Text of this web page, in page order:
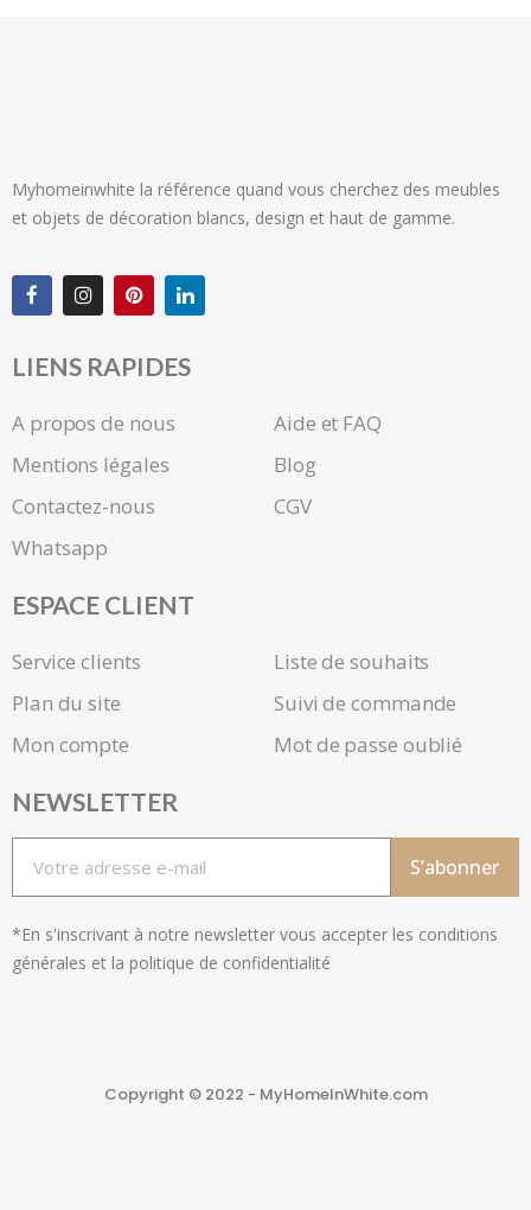
Myhomeinwhite la référence quand vous cherchez des meubles
et objets de décoration blancs, design et haut de gamme.
LIENS RAPIDES
A propos de nous
Mentions légales
Contactez-nous
Whatsapp
Aide et FAQ
Blog
CGV
ESPACE CLIENT
Service clients
Plan du site
Mon compte
Liste de souhaits
Suivi de commande
Mot de passe oublié
NEWSLETTER
S’abonner
*En s'inscrivant à notre newsletter vous accepter les conditions
générales et la politique de confidentialité
Copyright © 2022 - MyHomeInWhite.com